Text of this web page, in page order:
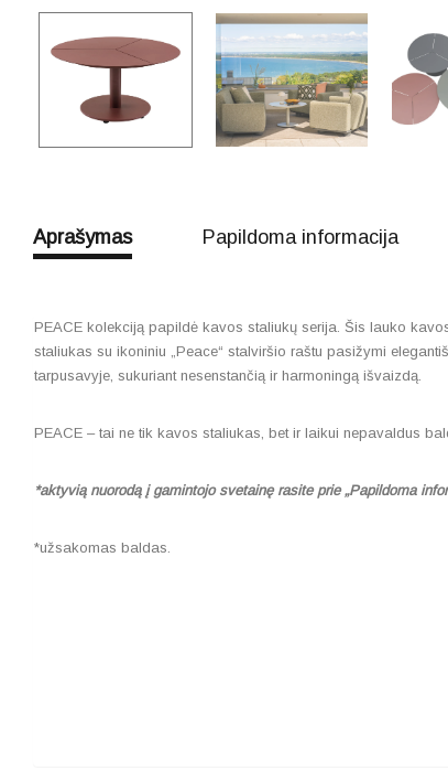
Aprašymas Papildoma informacija
PEACE kolekciją papildė kavos staliukų serija. Šis lauko
staliukas su ikoniniu „Peace“ stalviršio raštu pasižymi
tarpusavyje, sukuriant nesenstančią ir harmoningą išvaizdą.
PEACE – tai ne tik kavos staliukas, bet ir laikui nepavaldus
*aktyvią nuorodą į gamintojo svetainę rasite prie „Papildoma
*užsakomas baldas.